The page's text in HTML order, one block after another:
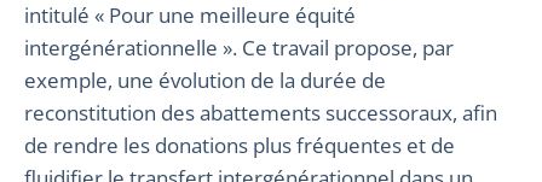
intitulé « Pour une meilleure équité
intergénérationnelle ». Ce travail propose, par
exemple, une évolution de la durée de
reconstitution des abattements successoraux, afin
de rendre les donations plus fréquentes et de